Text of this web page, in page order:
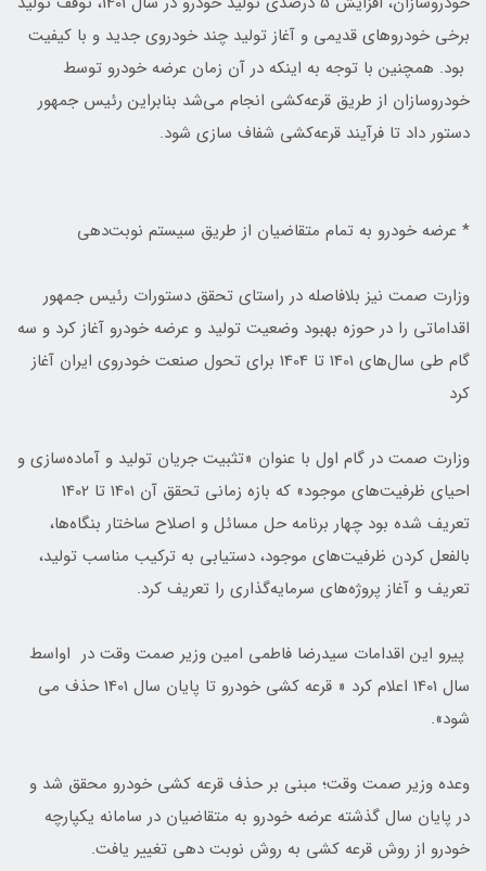
برخی خودروهای قدیمی و آغاز تولید چند خودروی جدید و با کیفیت
بود. همچنین با توجه به اینکه در آن زمان عرضه خودرو توسط
خودروسازان از طریق قرعه‌کشی انجام می‌شد بنابراین رئیس جمهور
دستور داد تا فرآیند قرعه‌کشی شفاف سازی شود.
* عرضه خودرو به تمام متقاضیان از طریق سیستم نوبت‌دهی
وزارت صمت نیز بلافاصله در راستای تحقق دستورات رئیس جمهور
اقداماتی را در حوزه بهبود وضعیت تولید و عرضه خودرو آغاز کرد و سه
گام طی سال‌های 1401 تا 1404 برای تحول صنعت خودروی ایران آغاز
کرد
وزارت صمت در گام اول با عنوان «تثبیت جریان تولید و آماده‌سازی و
احیای ظرفیت‌های موجود» که بازه زمانی تحقق آن 1401 تا 1402
تعریف شده بود چهار برنامه حل مسائل و اصلاح ساختار بنگاه‌ها،
بالفعل کردن ظرفیت‌های موجود، دستیابی به ترکیب مناسب تولید،
تعریف و آغاز پروژه‌های سرمایه‌گذاری را تعریف کرد.
پیرو این اقدامات سیدرضا فاطمی امین وزیر صمت وقت در اواسط
سال 1401 اعلام کرد « قرعه کشی خودرو تا پایان سال 1401 حذف می
شود».
وعده وزیر صمت وقت؛ مبنی بر حذف قرعه کشی خودرو محقق شد و
در پایان سال گذشته عرضه خودرو به متقاضیان در سامانه یکپارچه
خودرو از روش قرعه کشی به روش نوبت دهی تغییر یافت.